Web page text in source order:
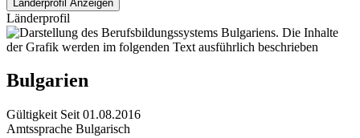
Länderprofil
Bulgarien
Gültigkeit Seit 01.08.2016
Amtssprache Bulgarisch